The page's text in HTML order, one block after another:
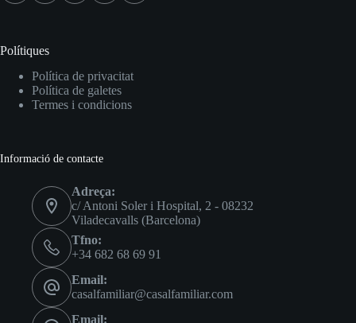
Polítiques
Política de privacitat
Política de galetes
Termes i condicions
Informació de contacte
Adreça:
c/ Antoni Soler i Hospital, 2 - 08232
Viladecavalls (Barcelona)
Tfno:
+34 682 68 69 91
Email:
casalfamiliar@casalfamiliar.com
Email: